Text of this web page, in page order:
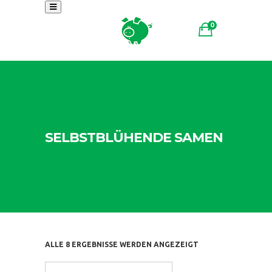
0
SELBSTBLÜHENDE SAMEN
ALLE 8 ERGEBNISSE WERDEN ANGEZEIGT